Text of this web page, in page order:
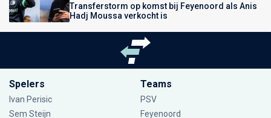
Transferstorm op komst bij Feyenoord als Anis
Hadj Moussa verkocht is
Spelers
Ivan Perisic
Sem Steijn
Teams
PSV
Feyenoord